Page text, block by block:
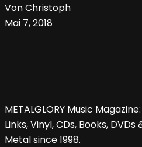
Von Christoph
Mai 7, 2018
METALGLORY Music
Links, Vinyl, CDs, Books,
Metal since 1998.